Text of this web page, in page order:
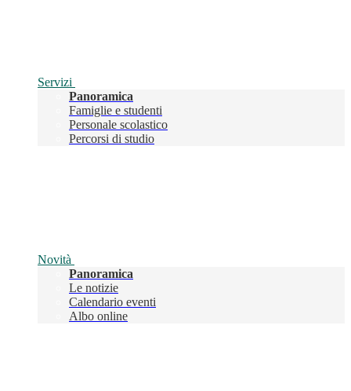
Servizi
Panoramica
Famiglie e studenti
Personale scolastico
Percorsi di studio
Novità
Panoramica
Le notizie
Calendario eventi
Albo online